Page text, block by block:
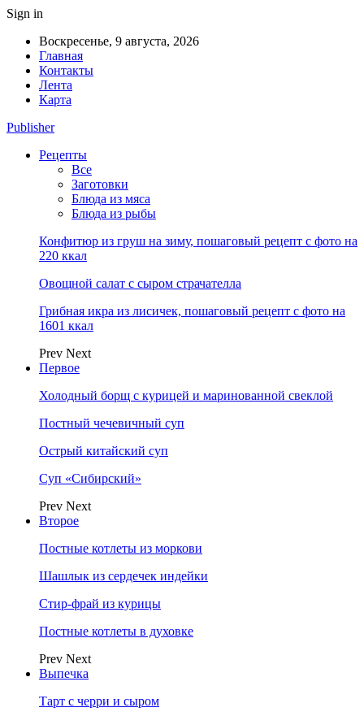
Sign in
Воскресенье, 9 августа, 2026
Главная
Контакты
Лента
Карта
Publisher
Рецепты
Все
Заготовки
Блюда из мяса
Блюда из рыбы
Конфитюр из груш на зиму, пошаговый рецепт с фото на
220 ккал
Овощной салат с сыром страчателла
Грибная икра из лисичек, пошаговый рецепт с фото на
1601 ккал
Prev Next
Первое
Холодный борщ с курицей и маринованной свеклой
Постный чечевичный суп
Острый китайский суп
Суп «Сибирский»
Prev Next
Второе
Постные котлеты из моркови
Шашлык из сердечек индейки
Стир-фрай из курицы
Постные котлеты в духовке
Prev Next
Выпечка
Тарт с черри и сыром